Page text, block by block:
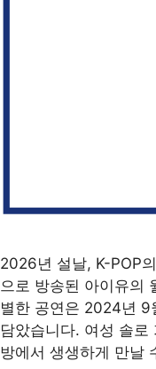
2026년 설날, K-POP
으로 방송된 아이유의
별한 공연은 2024년 9
담았습니다. 여성 솔
방에서 생생하게 만날